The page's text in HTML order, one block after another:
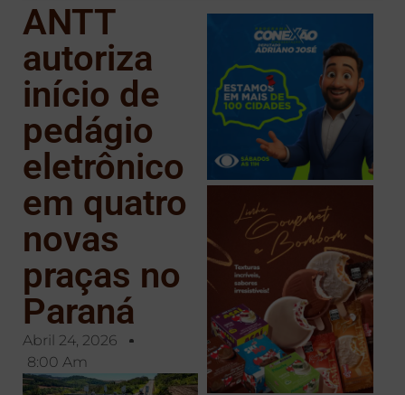
ANTT
autoriza
início de
pedágio
eletrônico
em quatro
novas
praças no
Paraná
Abril 24, 2026
8:00 Am